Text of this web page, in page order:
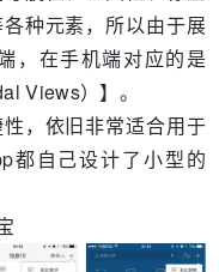
种元素，所以由于展
，在手机端对应的是
Views）】。
，依旧非常适合用于
都自己设计了小型的